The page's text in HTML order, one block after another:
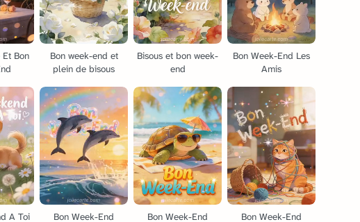
Bon
Bon week-end et
plein de bisous
Bisous et bon week-
end
Bon Week-End Les
Amis
A Toi Bon Week-End Bon Week-End Bon Week-End